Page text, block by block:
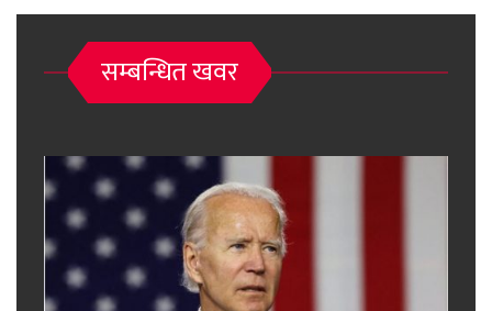
सम्बन्धित खवर